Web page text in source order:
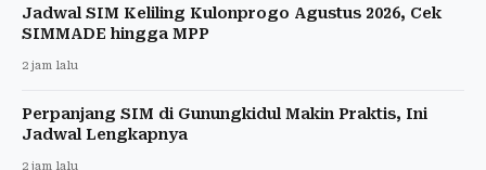
Jadwal SIM Keliling Kulonprogo Agustus 2026, Cek
SIMMADE hingga MPP
2 jam lalu
Perpanjang SIM di Gunungkidul Makin Praktis, Ini
Jadwal Lengkapnya
2 jam lalu